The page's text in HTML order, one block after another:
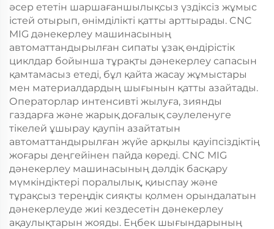
әсер ететін шаршағаншылықсыз үздіксіз жұмыс
істей отырып, өнімділікті қатты арттырады. CNC
MIG дәнекерлеу машинасының
автоматтандырылған сипаты ұзақ өндірістік
циклдар бойынша тұрақты дәнекерлеу сапасын
қамтамасыз етеді, бұл қайта жасау жұмыстары
мен материалдардың шығынын қатты азайтады.
Операторлар интенсивті жылуға, зиянды
газдарға және жарық доғалық сәулеленуге
тікелей ұшырау қаупін азайтатын
автоматтандырылған жүйе арқылы қауіпсіздіктің
жоғары деңгейінен пайда көреді. CNC MIG
дәнекерлеу машинасының дәлдік басқару
мүмкіндіктері поралылық, қиыспау және
тұрақсыз тереңдік сияқты қолмен орындалатын
дәнекерлеуде жиі кездесетін дәнекерлеу
ақаулықтарын жояды. Еңбек шығындарының